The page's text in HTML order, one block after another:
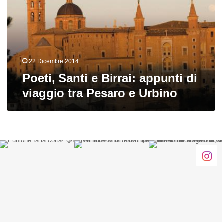
di
viaggio
Pesaro
e
Urbino
22 Dicembre 2014
Poeti, Santi e Birrai: appunti di
viaggio tra Pesaro e Urbino